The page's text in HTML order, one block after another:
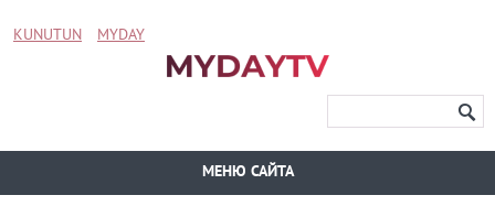
KUNUTUN MYDAY
МЕНЮ САЙТА